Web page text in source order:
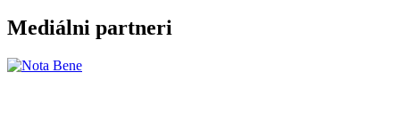
Mediálni partneri